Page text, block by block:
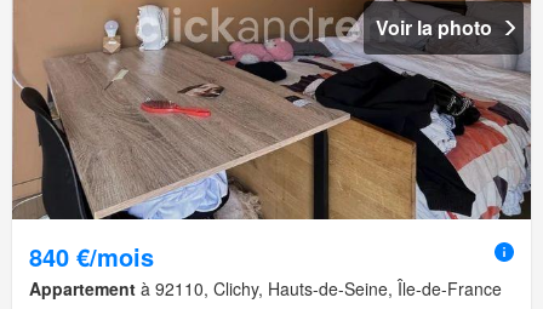
Voir la photo
840 €/mois
Appartement à 92110, Clichy, Hauts-de-Seine, Île-de-France